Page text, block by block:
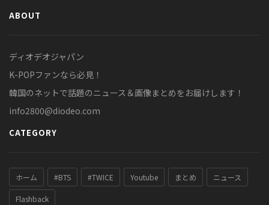
ABOUT
ディオデオジャパン
K-POPファンなら必見！
韓国のネットで話題のニュース＆画像まとめをお届けします！
info2800@diodeo.com
CATEGORY
ホーム #BTS #TWICE Youtube まとめ ニュース
Flashback